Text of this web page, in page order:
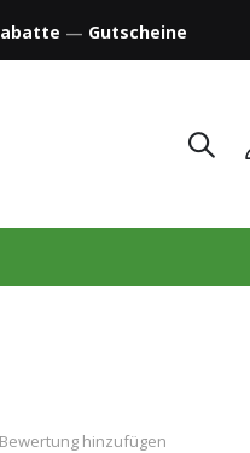
— Gutscheine
hinzufügen